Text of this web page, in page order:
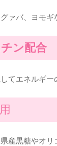
ァバ、ヨモギ
ン配合
てエネルギー
産黒糖やオリ